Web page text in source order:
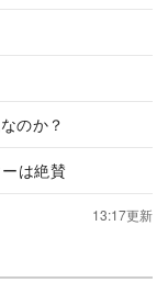
のか？
は絶賛
13:17更新